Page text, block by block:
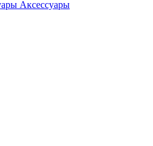
Аксессуары